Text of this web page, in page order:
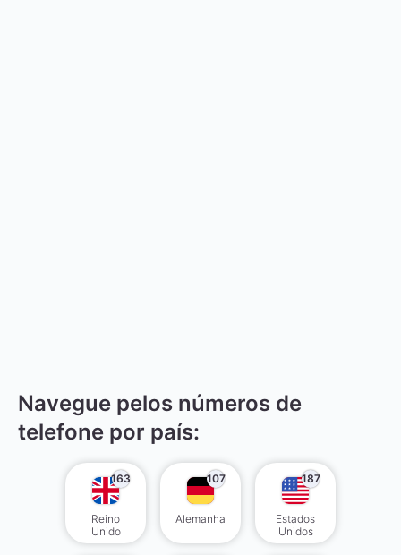
Navegue pelos números de
telefone por país:
163
Reino
Unido
107
Alemanha
187
Estados
Unidos